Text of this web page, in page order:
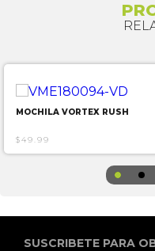
MOCHILA VORTEX RUSH
$49.99
SUSCRIBETE PARA